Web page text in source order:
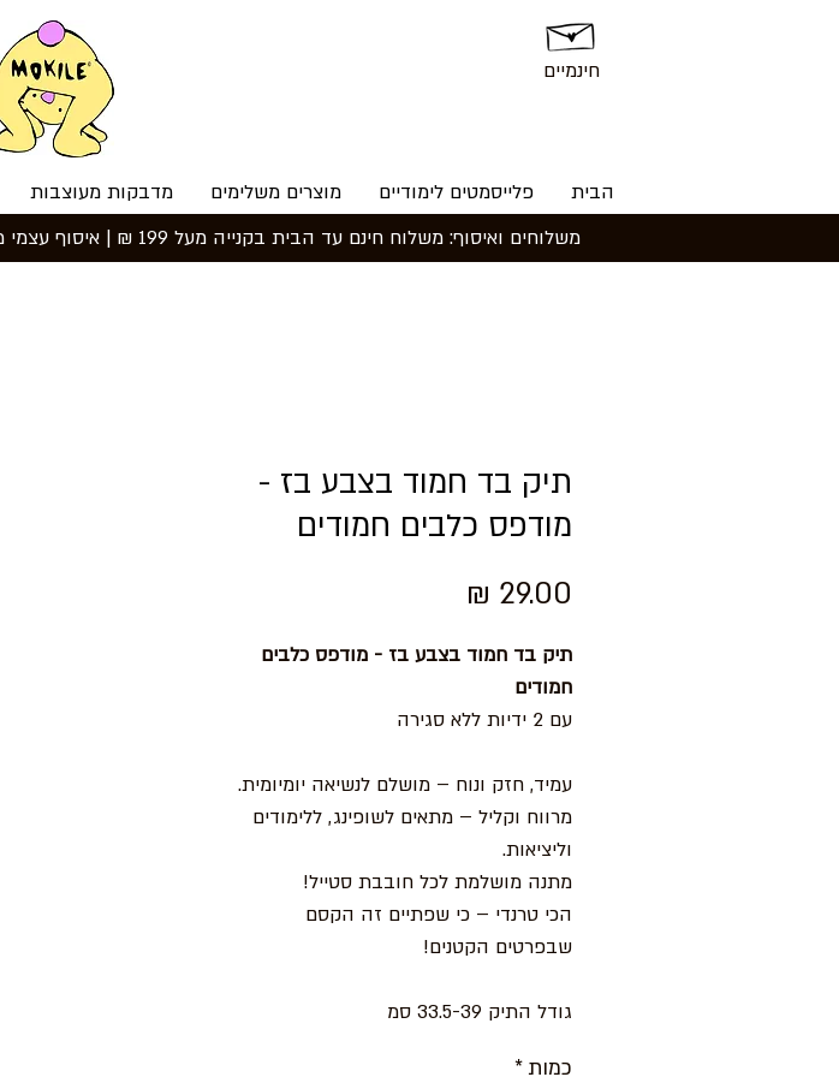
חינמיים
הבית פלייסמטים לימודיים מוצרים משלימים מדבקות מעוצבות
₪
תיק בד חמוד בצבע בז -
מודפס כלבים חמודים
תיק בד חמוד בצבע בז - מודפס כלבים
חמודים
עם 2 ידיות ללא סגירה
עמיד, חזק ונוח – מושלם לנשיאה יומיומית.
מרווח וקליל – מתאים לשופינג, ללימודים
וליציאות.
מתנה מושלמת לכל חובבת סטייל!
הכי טרנדי – כי שפתיים זה הקסם
שבפרטים הקטנים!
גודל התיק 33.5-39 סמ
כמות*